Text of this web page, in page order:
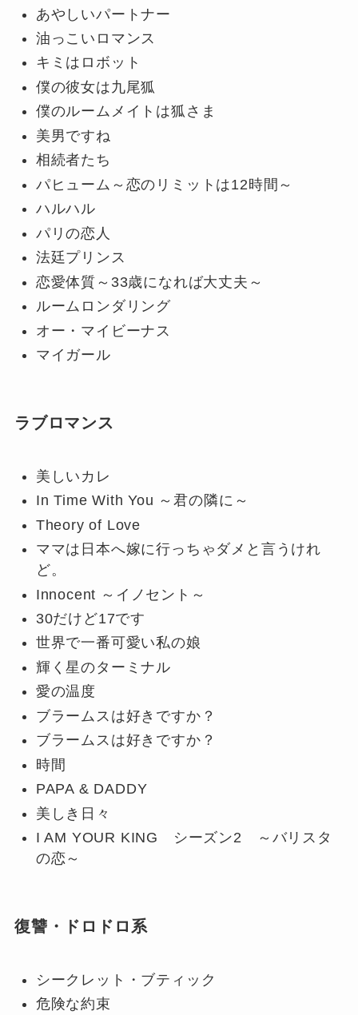
あやしいパートナー
油っこいロマンス
キミはロボット
僕の彼女は九尾狐
僕のルームメイトは狐さま
美男ですね
相続者たち
パヒューム～恋のリミットは12時間～
ハルハル
パリの恋人
法廷プリンス
恋愛体質～33歳になれば大丈夫～
ルームロンダリング
オー・マイビーナス
マイガール
ラブロマンス
美しいカレ
In Time With You ～君の隣に～
Theory of Love
ママは日本へ嫁に行っちゃダメと言うけれ
ど。
Innocent ～イノセント～
30だけど17です
世界で一番可愛い私の娘
輝く星のターミナル
愛の温度
ブラームスは好きですか？
ブラームスは好きですか？
時間
PAPA & DADDY
美しき日々
I AM YOUR KING シーズン2 ～バリスタ
の恋～
復讐・ドロドロ系
シークレット・ブティック
危険な約束